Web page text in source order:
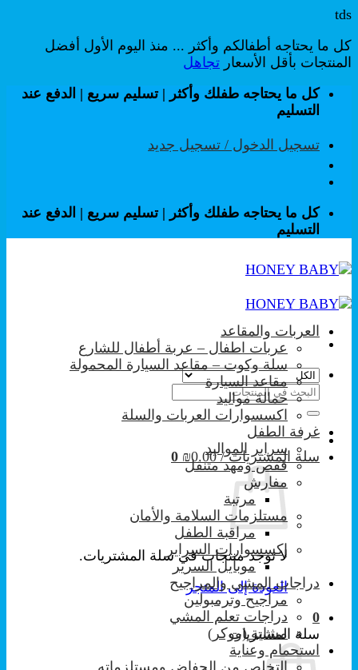
tds
كل ما يحتاجه أطفالكم وأكثر ... منذ اليوم الأول أفضل
المنتجات بأقل الأسعار تجاهل
تخطي
للمحتوى
كل ما يحتاجه طفلك وأكثر | تسليم سريع | الدفع عند
التسليم
تسجيل الدخول / تسجيل جديد
كل ما يحتاجه طفلك وأكثر | تسليم سريع | الدفع عند
التسليم
البحث
عن:
سلة المشتريات / ₪0.00
0
لا توجد منتجات في سلة المشتريات.
العودة إلى المتجر
0
سلة المشتريات
العربات والمقاعد
عربات اطفال – عربة أطفال للشارع
سلة وكوت – مقاعد السيارة المحمولة
مقاعد السيارة
حمالة مواليد
اكسسوارات العربات والسلة
غرفة الطفل
سراير المواليد
قفص ومهد متنقل
مفارش
مرتبة
مستلزمات السلامة والأمان
مراقبة الطفل
إكسسوارات السراير
موبايل السرير
دراجات المشي والمراجيح
مراجيح وترمبولين
دراجات تعلم المشي
مشاية (ووكر)
استحمام وعناية
التخلص من الحفاض ومستلزماته